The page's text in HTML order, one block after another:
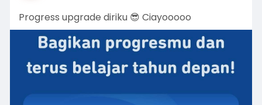
Progress upgrade diriku 😎 Ciayooooo